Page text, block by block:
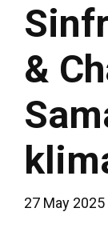
&
27 May 2025